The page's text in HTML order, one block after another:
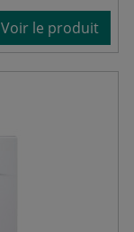
Voir le produit